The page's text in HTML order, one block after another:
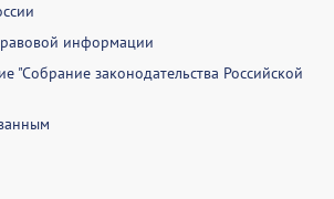
информации
"Собрание законодательства Российской